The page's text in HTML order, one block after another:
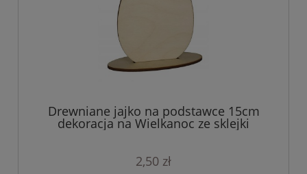
Drewniane jajko na podstawce 15cm
dekoracja na Wielkanoc ze sklejki
2,50 zł